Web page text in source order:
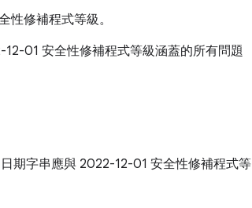
性修補程式等級。
01 安全性修補程式等級涵蓋的所有問題
期字串應與 2022-12-01 安全性修補程式等